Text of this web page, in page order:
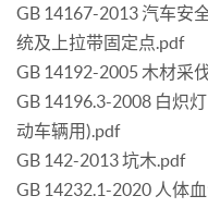
GB 14167-2013 汽车安
统及上拉带固定点.pdf
GB 14192-2005 木材采
GB 14196.3-2008 白炽
动车辆用).pdf
GB 142-2013 坑木.pdf
GB 14232.1-2020 人体